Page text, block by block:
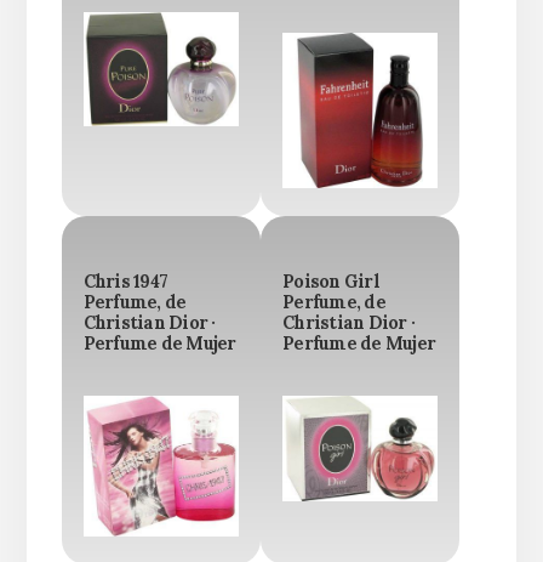
Chris 1947
Perfume, de
Christian Dior ·
Perfume de Mujer
Poison Girl
Perfume, de
Christian Dior ·
Perfume de Mujer